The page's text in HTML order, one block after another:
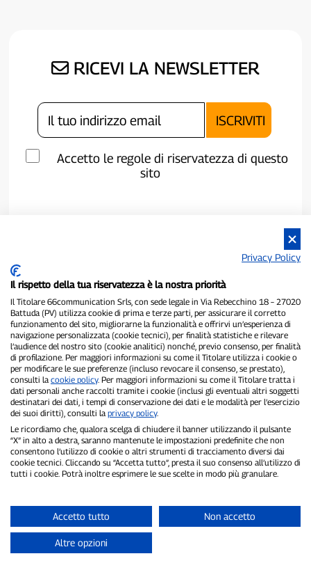
RICEVI LA NEWSLETTER
Accetto le regole di riservatezza di questo
sito
P300.it è una Testata Giornalistica indipendente
Registrazione numero 1/2021 del 1/2/2021 - Tribunale di Pavia
Proprietario ed editore:66communication Srls- P.IVA
02798890188
Direttore Responsabile:Alessandro Secchi- Vicedirettore:Federico
Benedusi
Privacy Policy-Cookie Policy
"Se è successo davvero, lo trovi su P300.it"
Copyright © P300.it 2012-2026
Privacy Policy
Il rispetto della tua riservatezza è la nostra priorità
Il Titolare 66communication Srls, con sede legale in Via Rebecchino 18 – 27020
Battuda (PV) utilizza cookie di prima e terze parti, per assicurare il corretto
funzionamento del sito, migliorarne la funzionalità e offrirvi un’esperienza di
navigazione personalizzata (cookie tecnici), per finalità statistiche e rilevare
l’audience del nostro sito (cookie analitici) nonché, previo consenso, per finalità
di profilazione. Per maggiori informazioni su come il Titolare utilizza i cookie o
per modificare le sue preferenze (incluso revocare il consenso, se prestato),
consulti la cookie policy. Per maggiori informazioni su come il Titolare tratta i
dati personali anche raccolti tramite i cookie (inclusi gli eventuali altri soggetti
destinatari dei dati, i tempi di conservazione dei dati e le modalità per l’esercizio
dei suoi diritti), consulti la privacy policy.
Le ricordiamo che, qualora scelga di chiudere il banner utilizzando il pulsante
“X” in alto a destra, saranno mantenute le impostazioni predefinite che non
consentono l’utilizzo di cookie o altri strumenti di tracciamento diversi dai
cookie tecnici. Cliccando su “Accetta tutto”, presta il suo consenso all’utilizzo di
tutti i cookie. Potrà inoltre esprimere le sue scelte in modo più granulare.
Accetto tutto Non accetto
Altre opzioni